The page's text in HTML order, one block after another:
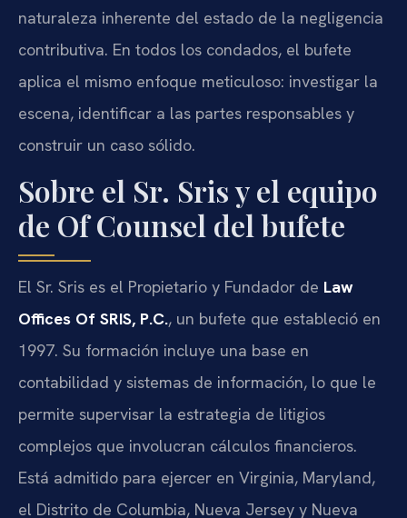
naturaleza inherente del estado de la negligencia
contributiva. En todos los condados, el bufete
aplica el mismo enfoque meticuloso: investigar la
escena, identificar a las partes responsables y
construir un caso sólido.
Sobre el Sr. Sris y el equipo
de Of Counsel del bufete
El Sr. Sris es el Propietario y Fundador de Law
Offices Of SRIS, P.C., un bufete que estableció en
1997. Su formación incluye una base en
contabilidad y sistemas de información, lo que le
permite supervisar la estrategia de litigios
complejos que involucran cálculos financieros.
Está admitido para ejercer en Virginia, Maryland,
el Distrito de Columbia, Nueva Jersey y Nueva